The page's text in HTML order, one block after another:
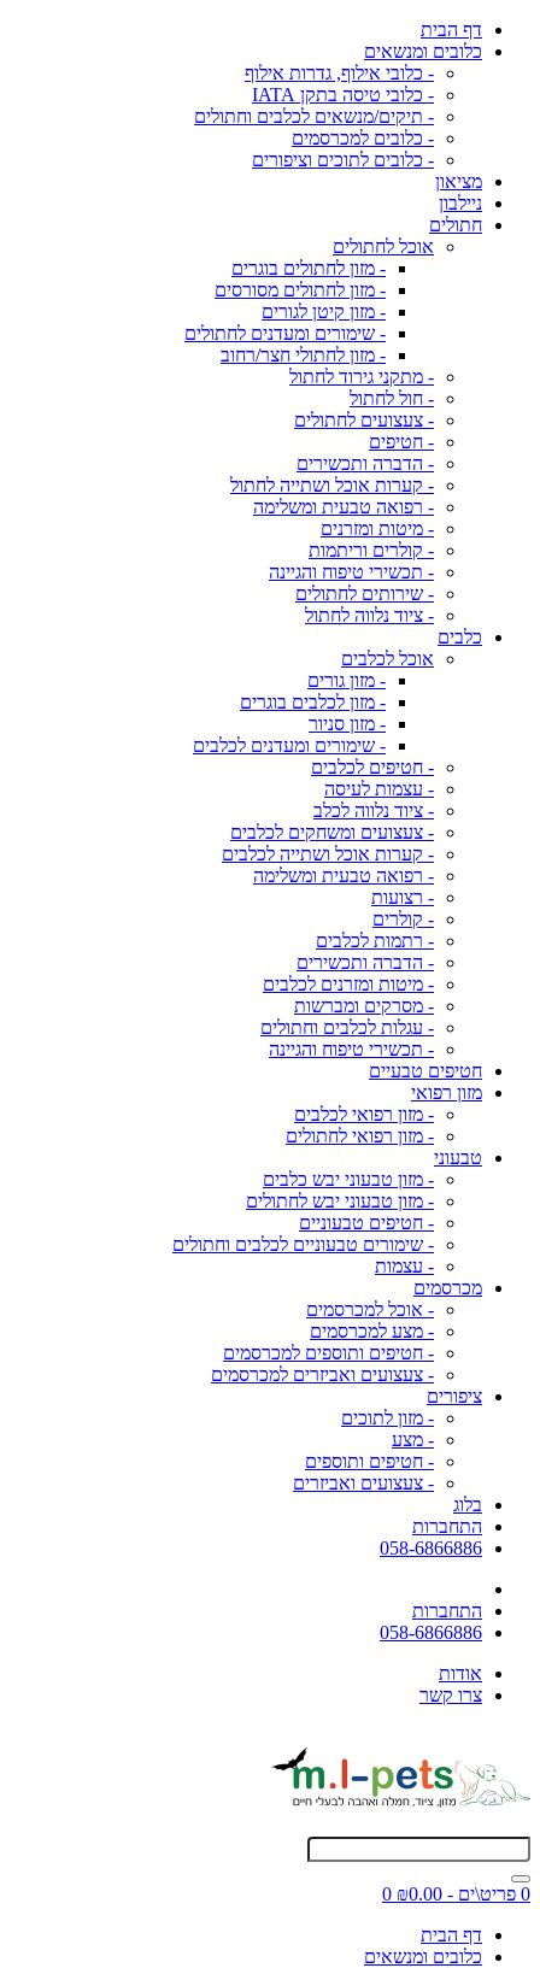
דף הבית
כלובים ומנשאים
- כלובי אילוף, גדרות אילוף
- כלובי טיסה בתקן IATA
- תיקים/מנשאים לכלבים וחתולים
- כלובים למכרסמים
- כלובים לתוכים וציפורים
מציאון
ניילבון
חתולים
אוכל לחתולים
- מזון לחתולים בוגרים
- מזון לחתולים מסורסים
- מזון קיטן לגורים
- שימורים ומעדנים לחתולים
- מזון לחתולי חצר/רחוב
- מתקני גירוד לחתול
- חול לחתול
- צעצועים לחתולים
- חטיפים
- הדברה ותכשירים
- קערות אוכל ושתייה לחתול
- רפואה טבעית ומשלימה
- מיטות ומזרנים
- קולרים וריתמות
- תכשירי טיפוח והגיינה
- שירותים לחתולים
- ציוד נלווה לחתול
כלבים
אוכל לכלבים
- מזון גורים
- מזון לכלבים בוגרים
- מזון סניור
- שימורים ומעדנים לכלבים
- חטיפים לכלבים
- עצמות לעיסה
- ציוד נלווה לכלב
- צעצועים ומשחקים לכלבים
- קערות אוכל ושתייה לכלבים
- רפואה טבעית ומשלימה
- רצועות
- קולרים
- רתמות לכלבים
- הדברה ותכשירים
- מיטות ומזרנים לכלבים
- מסרקים ומברשות
- עגלות לכלבים וחתולים
- תכשירי טיפוח והגיינה
חטיפים טבעיים
מזון רפואי
- מזון רפואי לכלבים
- מזון רפואי לחתולים
טבעוני
- מזון טבעוני יבש כלבים
- מזון טבעוני יבש לחתולים
- חטיפים טבעוניים
- שימורים טבעוניים לכלבים וחתולים
- עצמות
מכרסמים
- אוכל למכרסמים
- מצע למכרסמים
- חטיפים ותוספים למכרסמים
- צעצועים ואביזרים למכרסמים
ציפורים
- מזון לתוכים
- מצע
- חטיפים ותוספים
- צעצועים ואביזרים
בלוג
התחברות
058-6866886
התחברות
058-6866886
אודות
צרו קשר
0 פריט\ים - ₪0.00
0
דף הבית
כלובים ומנשאים